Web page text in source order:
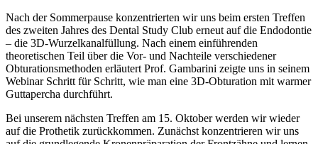
Nach der Sommerpause konzentrierten wir uns beim ersten Treffen
des zweiten Jahres des Dental Study Club erneut auf die Endodontie
– die 3D-Wurzelkanalfüllung. Nach einem einführenden
theoretischen Teil über die Vor- und Nachteile verschiedener
Obturationsmethoden erläutert Prof. Gambarini zeigte uns in seinem
Webinar Schritt für Schritt, wie man eine 3D-Obturation mit warmer
Guttapercha durchführt.
Bei unserem nächsten Treffen am 15. Oktober werden wir wieder
auf die Prothetik zurückkommen. Zunächst konzentrieren wir uns